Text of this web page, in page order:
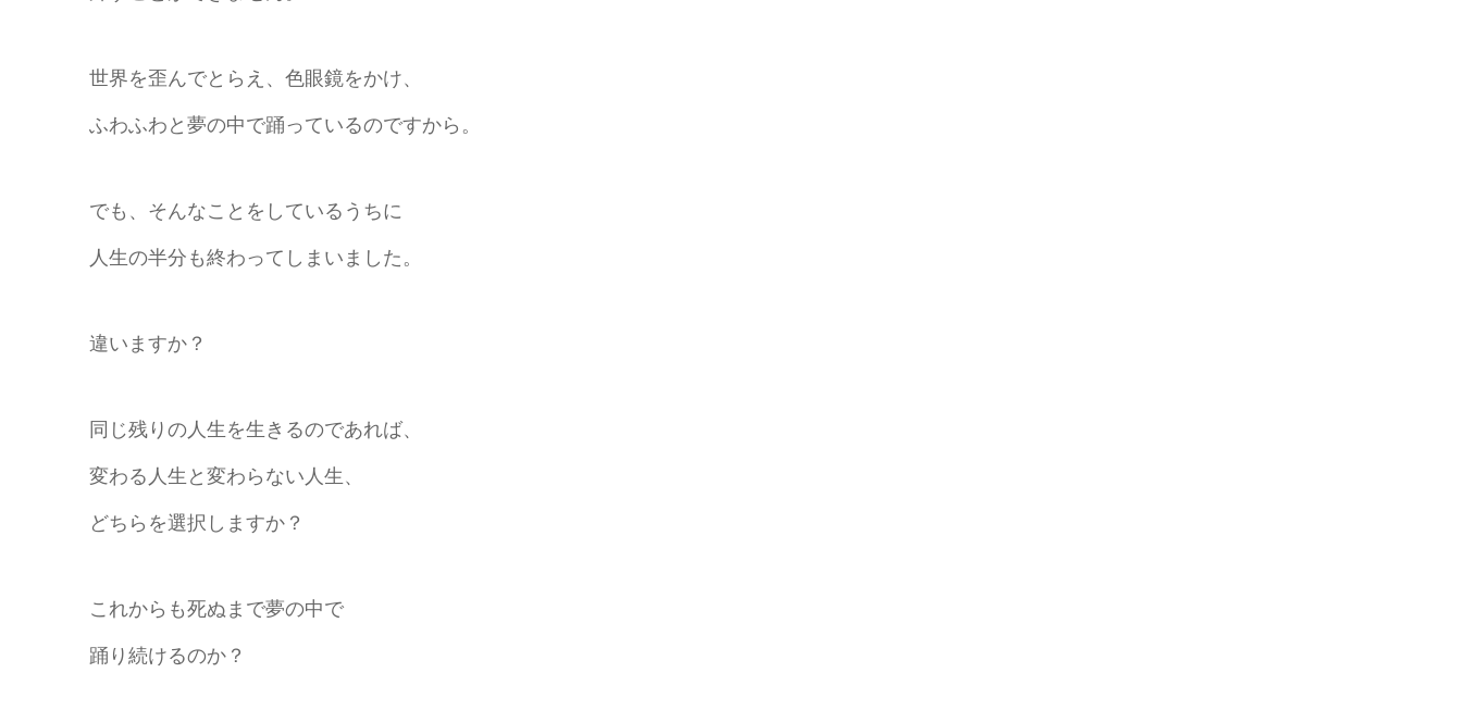
世界を歪んでとらえ、色眼鏡をかけ、
ふわふわと夢の中で踊っているのですから。
でも、そんなことをしているうちに
人生の半分も終わってしまいました。
違いますか？
同じ残りの人生を生きるのであれば、
変わる人生と変わらない人生、
どちらを選択しますか？
これからも死ぬまで夢の中で
踊り続けるのか？